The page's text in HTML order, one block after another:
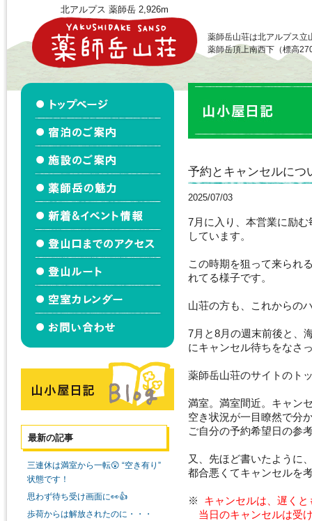
北アルプス 薬師岳 2,926m
薬師岳山荘は北アルプス立
薬師岳頂上南西下（標高
予約とキャンセルにつ
2025/07/03
7月に入り、本営業に励
しています。
この時期を狙って来られ
れてる様子です。
山荘の方も、これからの
7月と8月の週末前後と、
にキャンセル待ちをなさ
薬師岳山荘のサイトのト
満室。満室間近。キャン
空き状況が一目瞭然で分
ご自分の予約希望日の参
又、先ほど書いたように
都合悪くてキャンセルを
※ キャンセルは、遅く
当日のキャンセルは受
最新の記事
三連休は満室から一転😲 “空き有り”
状態です！
思わず待ち受け画面に👀👍
歩荷からは解放されたのに・・・